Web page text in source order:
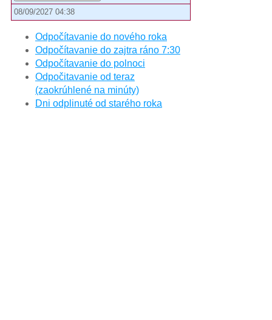
08/09/2027 04:38
Odpočítavanie do nového roka
Odpočítavanie do zajtra ráno 7:30
Odpočítavanie do polnoci
Odpočitavanie od teraz
(zaokrúhlené na minúty)
Dni odplinuté od starého roka